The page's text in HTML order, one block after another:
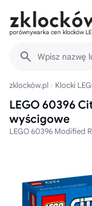
porównywarka cen klocków
Wpisz nazwę
zklocków.pl Klocki
LEGO 60396
wyścigowe
LEGO 60396 Modified